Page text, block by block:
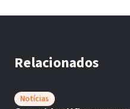
Relacionados
Notícias